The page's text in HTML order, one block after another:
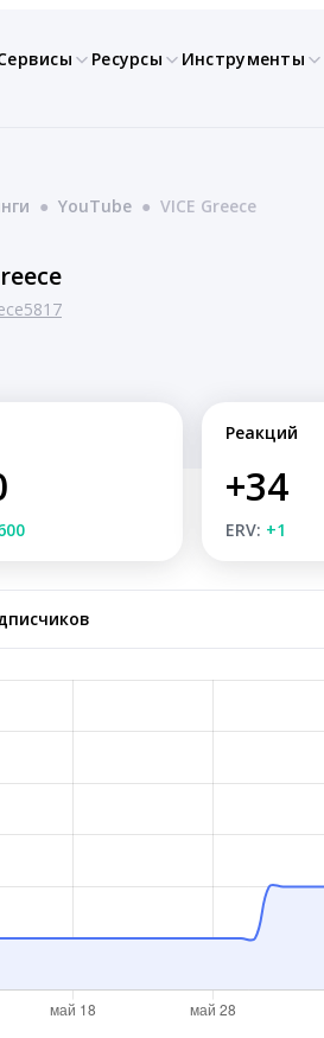
Ресурсы Инструменты
● YouTube ● VICE Greece
Реакций
+34
ERV: +1